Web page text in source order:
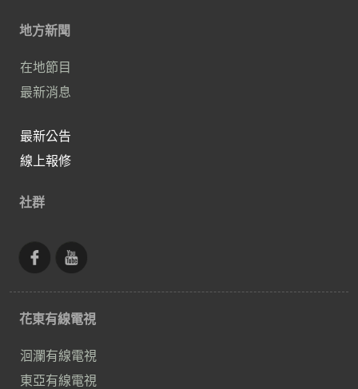
地方新聞
在地節目
最新消息
最新公告
線上報修
社群
花東有線電視
洄瀾有線電視
東亞有線電視